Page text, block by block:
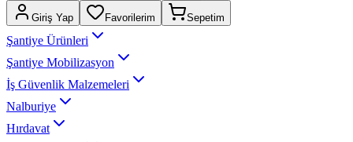
Giriş Yap Favorilerim Sepetim
Şantiye Ürünleri
Şantiye Mobilizasyon
İş Güvenlik Malzemeleri
Nalburiye
Hırdavat